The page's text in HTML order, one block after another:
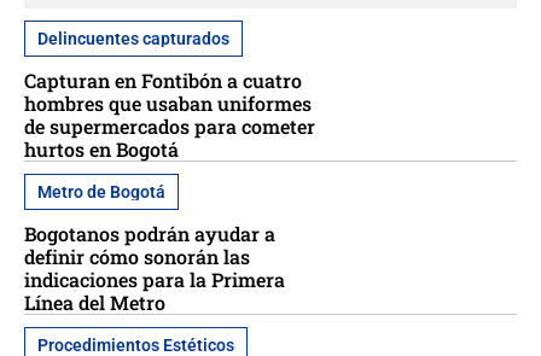
Delincuentes capturados
Capturan en Fontibón a cuatro
hombres que usaban uniformes
de supermercados para cometer
hurtos en Bogotá
Metro de Bogotá
Bogotanos podrán ayudar a
definir cómo sonorán las
indicaciones para la Primera
Línea del Metro
Procedimientos Estéticos